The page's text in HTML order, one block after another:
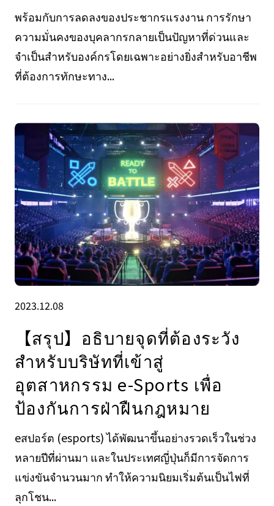
พร้อมกับการลดลงของประชากรแรงงาน การรักษา
ความมั่นคงของบุคลากรกลายเป็นปัญหาที่ด่วนและ
จำเป็นสำหรับองค์กรโดยเฉพาะอย่างยิ่งสำหรับอาชีพ
ที่ต้องการทักษะทาง...
2023.12.08
【สรุป】อธิบายจุดที่ต้องระวัง
สำหรับบริษัทที่เข้าสู่
อุตสาหกรรม e-Sports เพื่อ
ป้องกันการฝ่าฝืนกฎหมาย
eสปอร์ต (esports) ได้พัฒนาขึ้นอย่างรวดเร็วในช่วง
หลายปีที่ผ่านมา และในประเทศญี่ปุ่นก็มีการจัดการ
แข่งขันจำนวนมาก ทำให้ความนิยมเริ่มต้นเป็นไฟที่
ลุกโชน...